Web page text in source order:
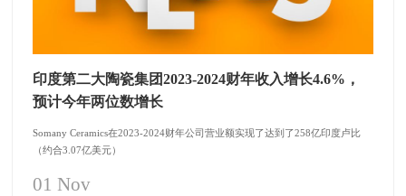
印度第二大陶瓷集团2023-2024财年收入增长4.6%，
预计今年两位数增长
Somany Ceramics在2023-2024财年公司营业额实现了达到了258亿印度卢比
（约合3.07亿美元）
01 Nov